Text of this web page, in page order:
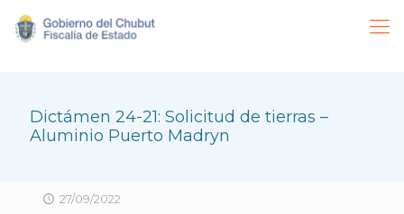
Dictámen 24-21: Solicitud de tierras –
Aluminio Puerto Madryn
27/09/2022